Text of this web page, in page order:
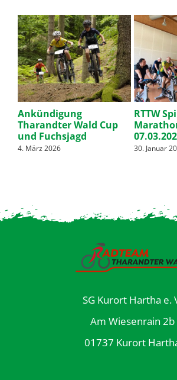
Ankündigung
Tharandter Wald Cup
und Fuchsjagd
4. März 2026
RTTW
30. Januar
SG Kurort Hartha e.
Am Wiesenrain 2b
01737 Kurort